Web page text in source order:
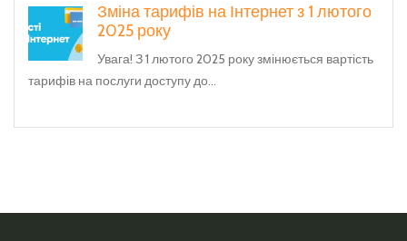
Зміна тарифів на Інтернет з 1 лютого
2025 року
Увага! З 1 лютого 2025 року змінюється вартість
тарифів на послуги доступу до...